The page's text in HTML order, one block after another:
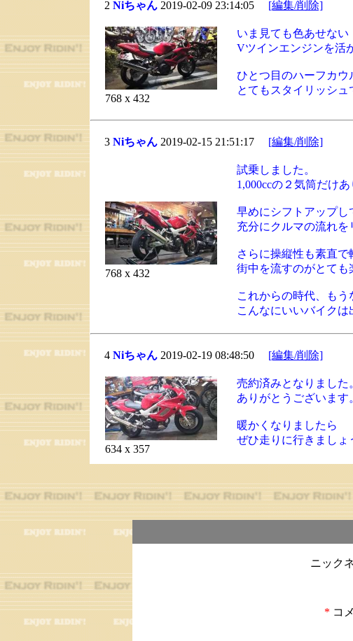
2 Niちゃん 2019-02-09 23:14:05 [編集/削除]
768 x 432
いま見ても色あせない
Vツインエンジンを活
ひとつ目のハーフカ
とてもスタイリッシュ
3 Niちゃん 2019-02-15 21:51:17 [編集/削除]
768 x 432
試乗しました。
1,000ccの２気筒だけ
早めにシフトアップし
充分にクルマの流れを
さらに操縦性も素直で
街中を流すのがとても
これからの時代、もう
こんなにいいバイクは
4 Niちゃん 2019-02-19 08:48:50 [編集/削除]
634 x 357
売約済みとなりました
ありがとうございます
暖かくなりましたら
ぜひ走りに行きましょ
ニック
* コ